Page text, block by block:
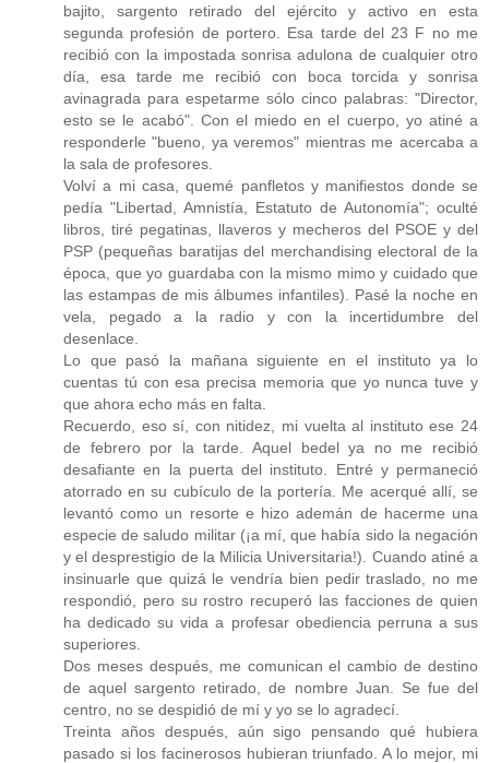
bajito, sargento retirado del ejército y activo en esta
segunda profesión de portero. Esa tarde del 23 F no me
recibió con la impostada sonrisa adulona de cualquier otro
día, esa tarde me recibió con boca torcida y sonrisa
avinagrada para espetarme sólo cinco palabras: "Director,
esto se le acabó". Con el miedo en el cuerpo, yo atiné a
responderle "bueno, ya veremos" mientras me acercaba a
la sala de profesores.
Volví a mi casa, quemé panfletos y manifiestos donde se
pedía "Libertad, Amnistía, Estatuto de Autonomía"; oculté
libros, tiré pegatinas, llaveros y mecheros del PSOE y del
PSP (pequeñas baratijas del merchandising electoral de la
época, que yo guardaba con la mismo mimo y cuidado que
las estampas de mis álbumes infantiles). Pasé la noche en
vela, pegado a la radio y con la incertidumbre del
desenlace.
Lo que pasó la mañana siguiente en el instituto ya lo
cuentas tú con esa precisa memoria que yo nunca tuve y
que ahora echo más en falta.
Recuerdo, eso sí, con nitidez, mi vuelta al instituto ese 24
de febrero por la tarde. Aquel bedel ya no me recibió
desafiante en la puerta del instituto. Entré y permaneció
atorrado en su cubículo de la portería. Me acerqué allí, se
levantó como un resorte e hizo ademán de hacerme una
especie de saludo militar (¡a mí, que había sido la negación
y el desprestigio de la Milicia Universitaria!). Cuando atiné a
insinuarle que quizá le vendría bien pedir traslado, no me
respondió, pero su rostro recuperó las facciones de quien
ha dedicado su vida a profesar obediencia perruna a sus
superiores.
Dos meses después, me comunican el cambio de destino
de aquel sargento retirado, de nombre Juan. Se fue del
centro, no se despidió de mí y yo se lo agradecí.
Treinta años después, aún sigo pensando qué hubiera
pasado si los facinerosos hubieran triunfado. A lo mejor, mi